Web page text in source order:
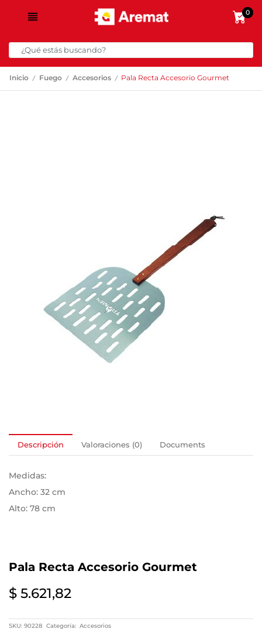
0
Inicio / Fuego / Accesorios / Pala Recta Accesorio Gourmet
Descripción Valoraciones (0) Documents
Medidas:
Ancho: 32 cm
Alto: 78 cm
Pala Recta Accesorio Gourmet
$ 5.621,82
SKU: 90228 Categoría: Accesorios